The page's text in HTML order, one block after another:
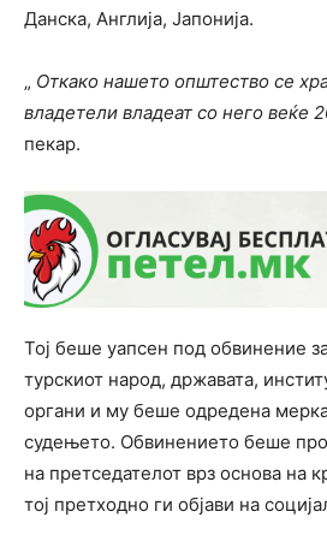
Данска, Англија, Јапонија.
„ Откако нашето општество се
владетели владеат со него веќе
пекар.
Тој беше уапсен под обвинение
турскиот народ, државата,
органи и му беше одредена
судењето. Обвинението беше
на претседателот врз основа на
тој претходно ги објави на